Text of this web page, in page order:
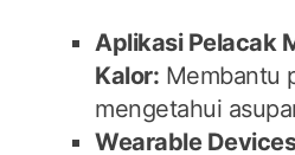
Aplikasi Pelacak
Kalor: Membantu
mengetahui
Wearable